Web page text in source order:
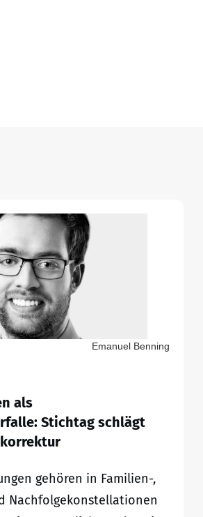
Emanuel Benning
als
Stichtag schlägt
gehören in Familien-,
Nachfolgekonstellationen